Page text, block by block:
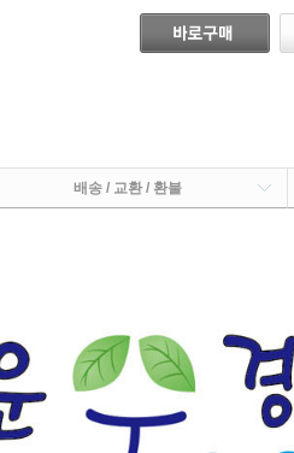
배송 / 교환 / 환불